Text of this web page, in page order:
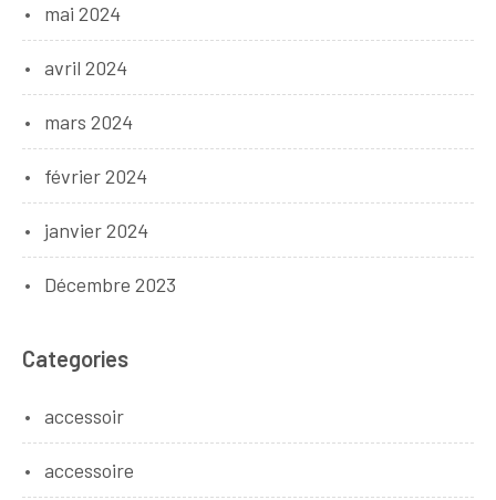
mai 2024
avril 2024
mars 2024
février 2024
janvier 2024
Décembre 2023
Categories
accessoir
accessoire